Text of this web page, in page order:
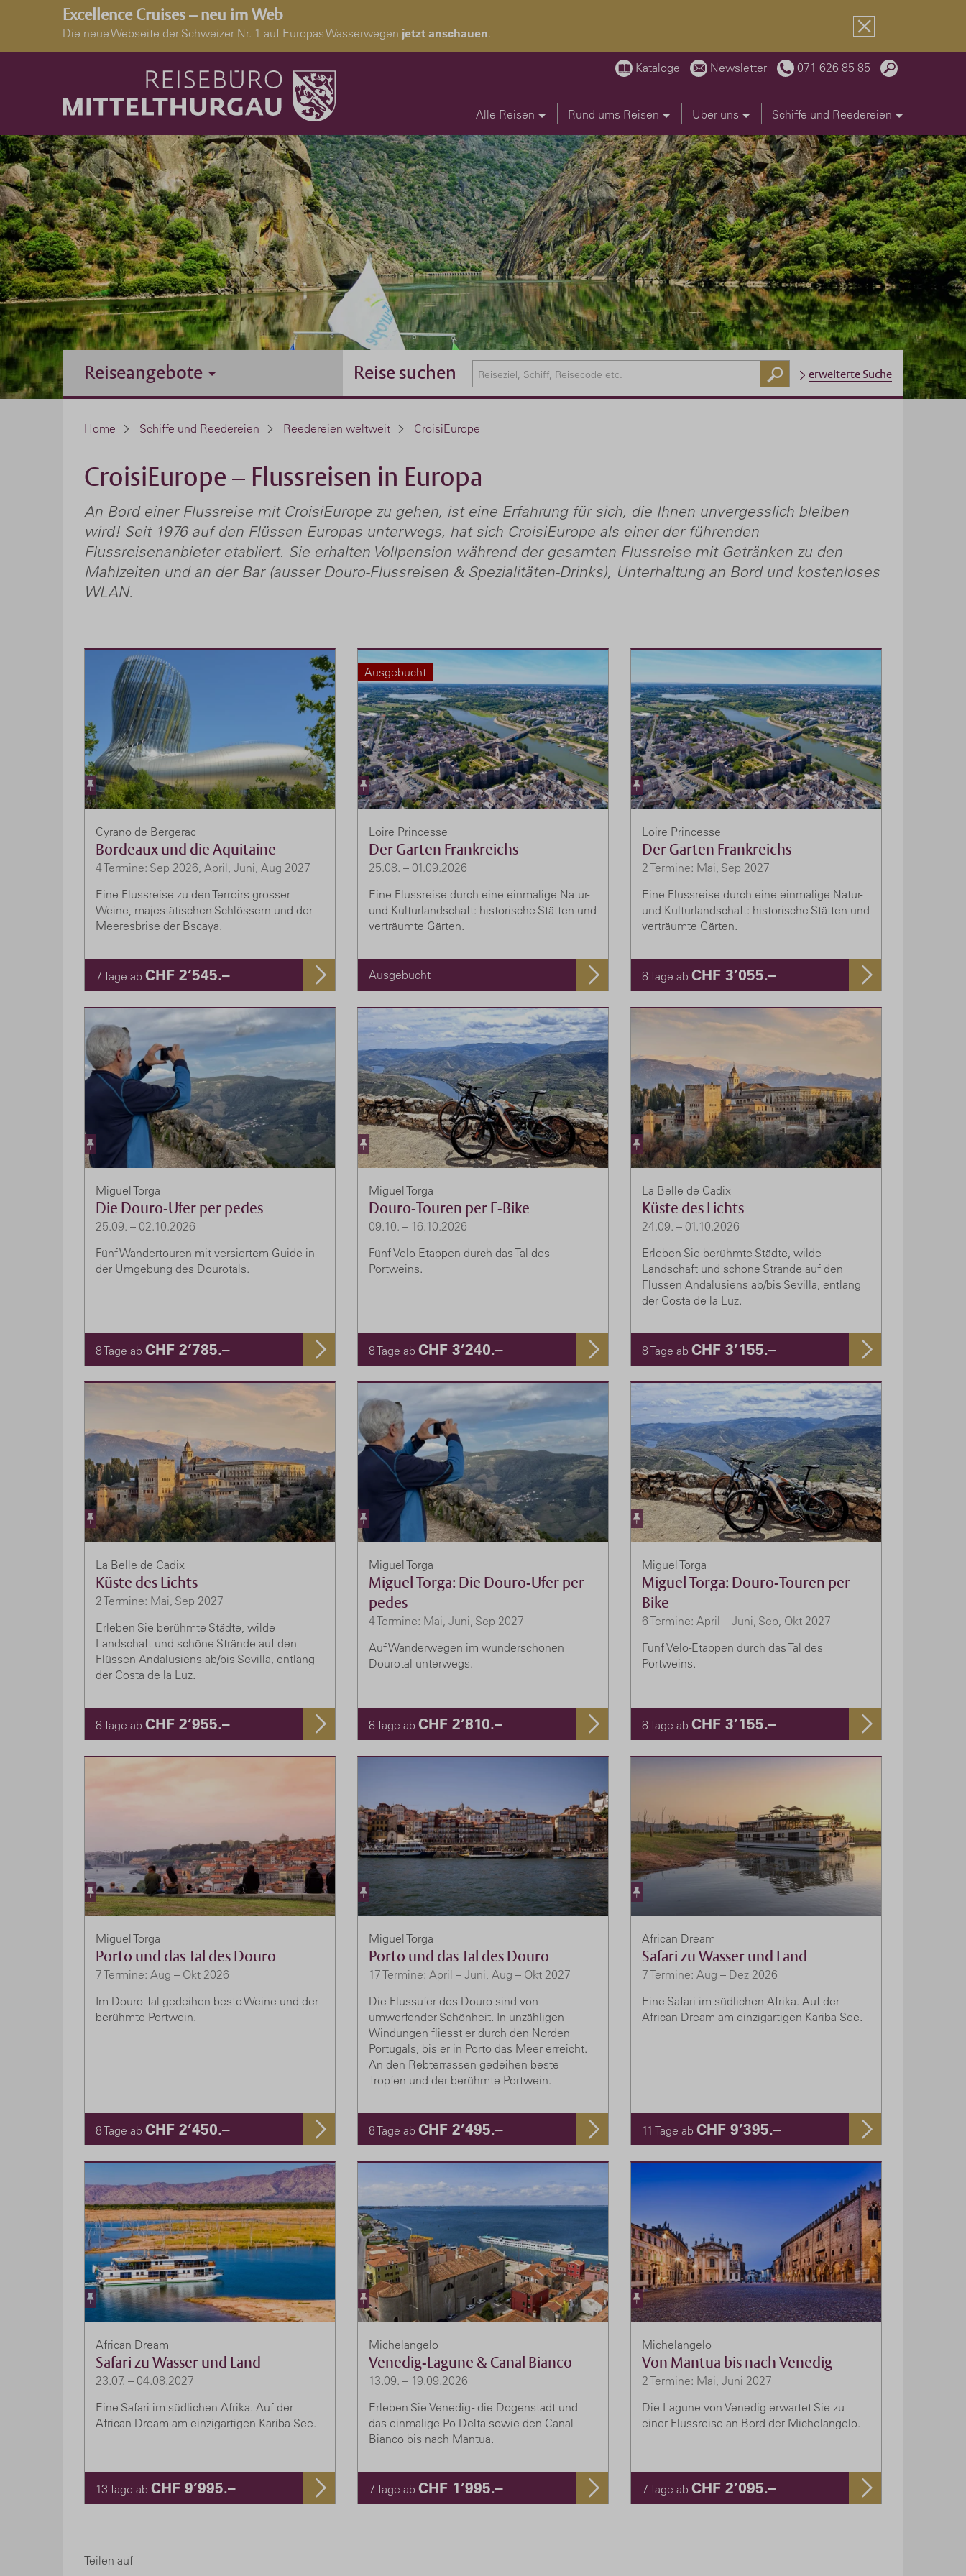
Excellence Cruises – neu im Web
Die neue Webseite der Schweizer Nr. 1 auf Europas Wasserwegen jetzt anschauen.
Kataloge Newsletter 071 626 85 85
Alle Reisen Rund ums Reisen Über uns Schiffe und Reedereien
Reiseangebote Reise suchen erweiterte Suche
Home Schiffe und Reedereien Reedereien weltweit CroisiEurope
CroisiEurope – Flussreisen in Europa
An Bord einer Flussreise mit CroisiEurope zu gehen, ist eine Erfahrung für sich, die Ihnen unvergesslich bleiben
wird! Seit 1976 auf den Flüssen Europas unterwegs, hat sich CroisiEurope als einer der führenden
Flussreisenanbieter etabliert. Sie erhalten Vollpension während der gesamten Flussreise mit Getränken zu den
Mahlzeiten und an der Bar (ausser Douro-Flussreisen & Spezialitäten-Drinks), Unterhaltung an Bord und kostenloses
WLAN.
Cyrano de Bergerac
Bordeaux und die Aquitaine
4 Termine: Sep 2026, April, Juni, Aug 2027
Eine Flussreise zu den Terroirs grosser
Weine, majestätischen Schlössern und der
Meeresbrise der Bscaya.
7 Tage ab CHF 2’545.–
Ausgebucht
Loire Princesse
Der Garten Frankreichs
25.08. – 01.09.2026
Eine Flussreise durch eine einmalige Natur-
und Kulturlandschaft: historische Stätten und
verträumte Gärten.
Ausgebucht
Loire Princesse
Der Garten Frankreichs
2 Termine: Mai, Sep 2027
Eine Flussreise durch eine einmalige Natur-
und Kulturlandschaft: historische Stätten und
verträumte Gärten.
8 Tage ab CHF 3’055.–
Miguel Torga
Die Douro-Ufer per pedes
25.09. – 02.10.2026
Fünf Wandertouren mit versiertem Guide in
der Umgebung des Dourotals.
8 Tage ab CHF 2’785.–
Miguel Torga
Douro-Touren per E-Bike
09.10. – 16.10.2026
Fünf Velo-Etappen durch das Tal des
Portweins.
8 Tage ab CHF 3’240.–
La Belle de Cadix
Küste des Lichts
24.09. – 01.10.2026
Erleben Sie berühmte Städte, wilde
Landschaft und schöne Strände auf den
Flüssen Andalusiens ab/bis Sevilla, entlang
der Costa de la Luz.
8 Tage ab CHF 3’155.–
La Belle de Cadix
Küste des Lichts
2 Termine: Mai, Sep 2027
Erleben Sie berühmte Städte, wilde
Landschaft und schöne Strände auf den
Flüssen Andalusiens ab/bis Sevilla, entlang
der Costa de la Luz.
8 Tage ab CHF 2’955.–
Miguel Torga
Miguel Torga: Die Douro-Ufer per
pedes
4 Termine: Mai, Juni, Sep 2027
Auf Wanderwegen im wunderschönen
Dourotal unterwegs.
8 Tage ab CHF 2’810.–
Miguel Torga
Miguel Torga: Douro-Touren per
Bike
6 Termine: April – Juni, Sep, Okt 2027
Fünf Velo-Etappen durch das Tal des
Portweins.
8 Tage ab CHF 3’155.–
Miguel Torga
Porto und das Tal des Douro
7 Termine: Aug – Okt 2026
Im Douro-Tal gedeihen beste Weine und der
berühmte Portwein.
8 Tage ab CHF 2’450.–
Miguel Torga
Porto und das Tal des Douro
17 Termine: April – Juni, Aug – Okt 2027
Die Flussufer des Douro sind von
umwerfender Schönheit. In unzähligen
Windungen fliesst er durch den Norden
Portugals, bis er in Porto das Meer erreicht.
An den Rebterrassen gedeihen beste
Tropfen und der berühmte Portwein.
8 Tage ab CHF 2’495.–
African Dream
Safari zu Wasser und Land
7 Termine: Aug – Dez 2026
Eine Safari im südlichen Afrika. Auf der
African Dream am einzigartigen Kariba-See.
11 Tage ab CHF 9’395.–
African Dream
Safari zu Wasser und Land
23.07. – 04.08.2027
Eine Safari im südlichen Afrika. Auf der
African Dream am einzigartigen Kariba-See.
13 Tage ab CHF 9’995.–
Michelangelo
Venedig-Lagune & Canal Bianco
13.09. – 19.09.2026
Erleben Sie Venedig - die Dogenstadt und
das einmalige Po-Delta sowie den Canal
Bianco bis nach Mantua.
7 Tage ab CHF 1’995.–
Michelangelo
Von Mantua bis nach Venedig
2 Termine: Mai, Juni 2027
Die Lagune von Venedig erwartet Sie zu
einer Flussreise an Bord der Michelangelo.
7 Tage ab CHF 2’095.–
Teilen auf